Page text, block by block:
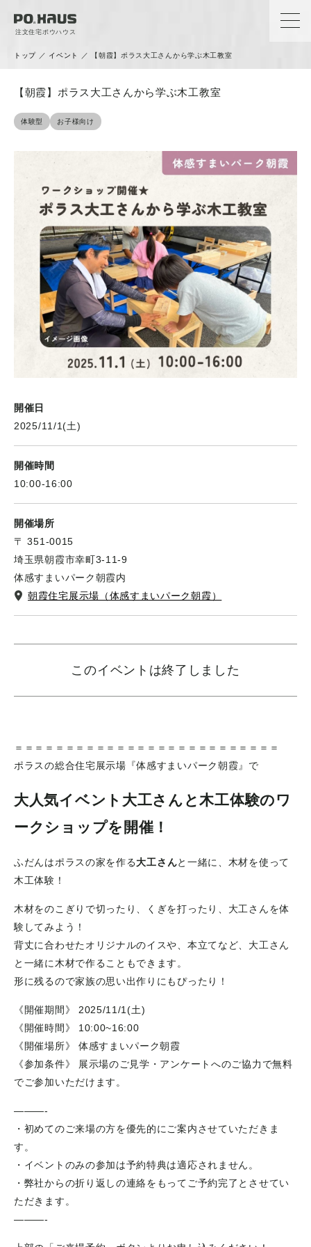
注文住宅ポウハウス
トップ ／ イベント ／ 【朝霞】ポラス大工さんから学ぶ木工教室
【朝霞】ポラス大工さんから学ぶ木工教室
体験型 お子様向け
開催日
2025/11/1(土)
開催時間
10:00-16:00
開催場所
〒 351-0015
埼玉県朝霞市幸町3-11-9
体感すまいパーク朝霞内
朝霞住宅展示場（体感すまいパーク朝霞）
このイベントは終了しました
＝＝＝＝＝＝＝＝＝＝＝＝＝＝＝＝＝＝＝＝＝＝＝＝＝＝
ポラスの総合住宅展示場『体感すまいパーク朝霞』で
大人気イベント大工さんと木工体験のワ
ークショップを開催！
ふだんはポラスの家を作る大工さんと一緒に、木材を使って
木工体験！
木材をのこぎりで切ったり、くぎを打ったり、大工さんを体
験してみよう！
背丈に合わせたオリジナルのイスや、本立てなど、大工さん
と一緒に木材で作ることもできます。
形に残るので家族の思い出作りにもぴったり！
《開催期間》 2025/11/1(土)
《開催時間》 10:00~16:00
《開催場所》 体感すまいパーク朝霞
《参加条件》 展示場のご見学・アンケートへのご協力で無料
でご参加いただけます。
———-
・初めてのご来場の方を優先的にご案内させていただきま
す。
・イベントのみの参加は予約特典は適応されません。
・弊社からの折り返しの連絡をもってご予約完了とさせてい
ただきます。
​———-